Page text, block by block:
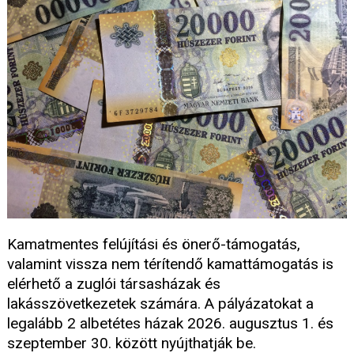
Kamatmentes felújítási és önerő-támogatás,
valamint vissza nem térítendő kamattámogatás is
elérhető a zuglói társasházak és
lakásszövetkezetek számára. A pályázatokat a
legalább 2 albetétes házak 2026. augusztus 1. és
szeptember 30. között nyújthatják be.